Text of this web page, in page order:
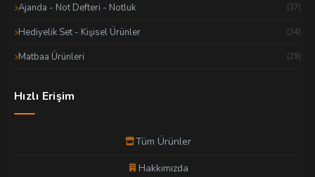
Ajanda - Not Defteri - Notluk (37)
Hediyelik Set - Kişisel Ürünler (34)
Matbaa Ürünleri (29)
Hızlı Erişim
Tüm Ürünler
Hakkımızda